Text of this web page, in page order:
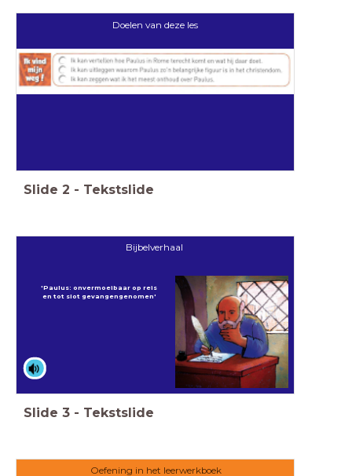
Doelen van deze les
Slide 2 - Tekstslide
Bijbelverhaal
'Paulus: onvermoeibaar op reis
en tot slot gevangengenomen'
Slide 3 - Tekstslide
Oefening in het leerwerkboek